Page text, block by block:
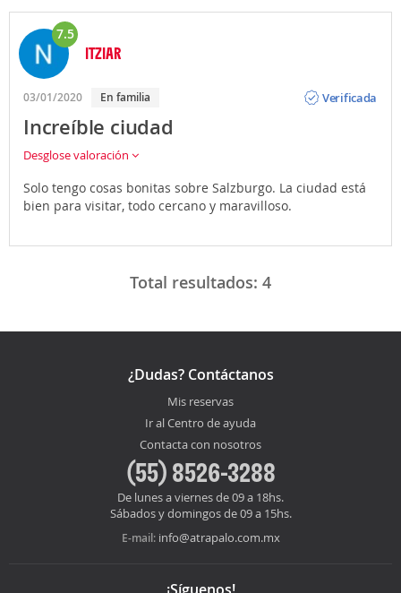
7.5
ITZIAR
03/01/2020 En familia
Verificada
Increíble ciudad
Desglose valoración
Solo tengo cosas bonitas sobre Salzburgo. La ciudad está
bien para visitar, todo cercano y maravilloso.
Total resultados: 4
¿Dudas? Contáctanos
Mis reservas
Ir al Centro de ayuda
Contacta con nosotros
(55) 8526-3288
De lunes a viernes de 09 a 18hs.
Sábados y domingos de 09 a 15hs.
E-mail: info@atrapalo.com.mx